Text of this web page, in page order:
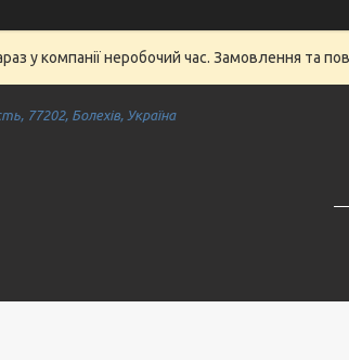
у компанії неробочий час. Замовлення та
77202, Болехів, Україна